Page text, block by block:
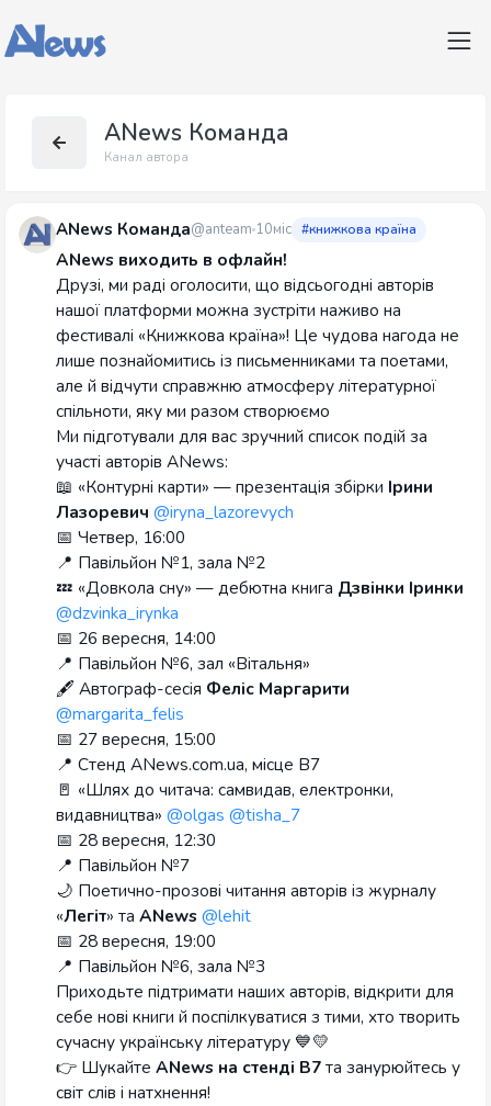
ANews Команда
Канал автора
ANews Команда@anteam 10міс #книжкова країна
ANews виходить в офлайн!
Друзі, ми раді оголосити, що відсьогодні авторів
нашої платформи можна зустріти наживо на
фестивалі «Книжкова країна»! Це чудова нагода не
лише познайомитись із письменниками та поетами,
але й відчути справжню атмосферу літературної
спільноти, яку ми разом створюємо
Ми підготували для вас зручний список подій за
участі авторів ANews:
📖 «Контурні карти» — презентація збірки Ірини
Лазоревич @iryna_lazorevych
📅 Четвер, 16:00
📍 Павільйон №1, зала №2
💤 «Довкола сну» — дебютна книга Дзвінки Іринки
@dzvinka_irynka
📅 26 вересня, 14:00
📍 Павільйон №6, зал «Вітальня»
🖋 Автограф-сесія Феліс Маргарити
@margarita_felis
📅 27 вересня, 15:00
📍 Стенд ANews.com.ua, місце В7
🚪 «Шлях до читача: самвидав, електронки,
видавництва» @olgas @tisha_7
📅 28 вересня, 12:30
📍 Павільйон №7
🌙 Поетично-прозові читання авторів із журналу
«Легіт» та ANews@lehit
📅 28 вересня, 19:00
📍 Павільйон №6, зала №3
Приходьте підтримати наших авторів, відкрити для
себе нові книги й поспілкуватися з тими, хто творить
сучасну українську літературу 💙💛
👉 Шукайте ANews на стенді В7та занурюйтесь у
світ слів і натхнення!